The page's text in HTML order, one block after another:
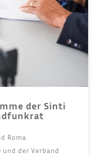
der Sinti
Roma
und der Ver­band